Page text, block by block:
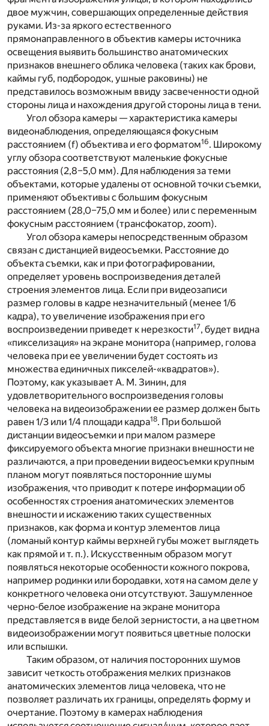
двое мужчин, совершающих определенные действия
руками. Из-за яркого естественного
прямонаправленного в объектив камеры источника
освещения выявить большинство анатомических
признаков внешнего облика человека (таких как брови,
каймы губ, подбородок, ушные раковины) не
представилось возможным ввиду засвеченности одной
стороны лица и нахождения другой стороны лица в тени.
Угол обзора камеры — характеристика камеры
видеонаблюдения, определяющаяся фокусным
расстоянием (f) объектива и его форматом16. Широкому
углу обзора соответствуют маленькие фокусные
расстояния (2,8–5,0 мм). Для наблюдения за теми
объектами, которые удалены от основной точки съемки,
применяют объективы с большим фокусным
расстоянием (28,0–75,0 мм и более) или с переменным
фокусным расстоянием (трансфокатор, zoom).
Угол обзора камеры непосредственным образом
связан с дистанцией видеосъемки. Расстояние до
объекта съемки, как и при фотографировании,
определяет уровень воспроизведения деталей
строения элементов лица. Если при видеозаписи
размер головы в кадре незначительный (менее 1/6
кадра), то увеличение изображения при его
воспроизведении приведет к нерезкости17, будет видна
«пикселизация» на экране монитора (например, голова
человека при ее увеличении будет состоять из
множества единичных пикселей-«квадратов»).
Поэтому, как указывает А. М. Зинин, для
удовлетворительного воспроизведения головы
человека на видеоизображении ее размер должен быть
равен 1/3 или 1/4 площади кадра18. При большой
дистанции видеосъемки и при малом размере
фиксируемого объекта многие признаки внешности не
различаются, а при проведении видеосъемки крупным
планом могут появляться посторонние шумы
изображения, что приводит к потере информации об
особенностях строения анатомических элементов
внешности и искажению таких существенных
признаков, как форма и контур элементов лица
(ломаный контур каймы верхней губы может выглядеть
как прямой и т. п.). Искусственным образом могут
появляться некоторые особенности кожного покрова,
например родинки или бородавки, хотя на самом деле у
конкретного человека они отсутствуют. Зашумленное
черно-белое изображение на экране монитора
представляется в виде белой зернистости, а на цветном
видеоизображении могут появиться цветные полоски
или вспышки.
Таким образом, от наличия посторонних шумов
зависит четкость отображения мелких признаков
анатомических элементов лица человека, что не
позволяет различать их границы, определять форму и
очертание. Поэтому в камерах наблюдения